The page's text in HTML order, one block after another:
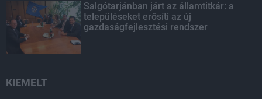
Salgótarjánban járt az államtitkár: a
településeket erősíti az új
gazdaságfejlesztési rendszer
KIEMELT